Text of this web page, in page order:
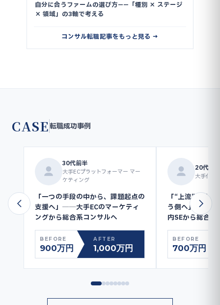
自分に合うファームの選び方——「種別 × ステージ
× 領域」の3軸で考える
コンサル転職記事をもっと見る →
CASE転職成功事例
30代前半
大手ECプラットフォーマー マー
ケティング
「一つの手段の中から、課題起点の
支援へ」──大手ECのマーケティ
ングから総合系コンサルへ
BEFORE
900万円
AFTER
1,000万円
20代後半
大手化学
「“上流”を外
う側へ」──大
内SEから総合系
BEFORE
700万円